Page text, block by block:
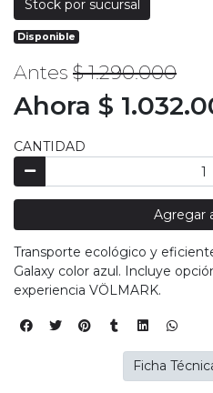
Stock por sucursal
Disponible
Antes $ 1.290.000
Ahora $
CANTIDAD
Agregar
Transporte ecológico y
Galaxy color azul. Incluye
experiencia VÖLMARK.
Ficha